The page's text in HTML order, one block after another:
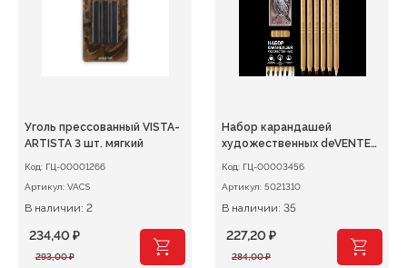
Уголь прессованный VISTA-
ARTISTA 3 шт. мягкий
Код: ГЦ-00001266
Артикул: VACS
В наличии: 2
293,00₽
Первоначальная
234,40 ₽
Текущая
Набор карандашей
художественных deVENTE
Art 6шт (уголь мягкий, уголь
светлая, се
Код: ГЦ-00003456
Артикул: 5021310
В наличии: 35
284,00₽
Первоначальная
227,20 ₽
Текущая